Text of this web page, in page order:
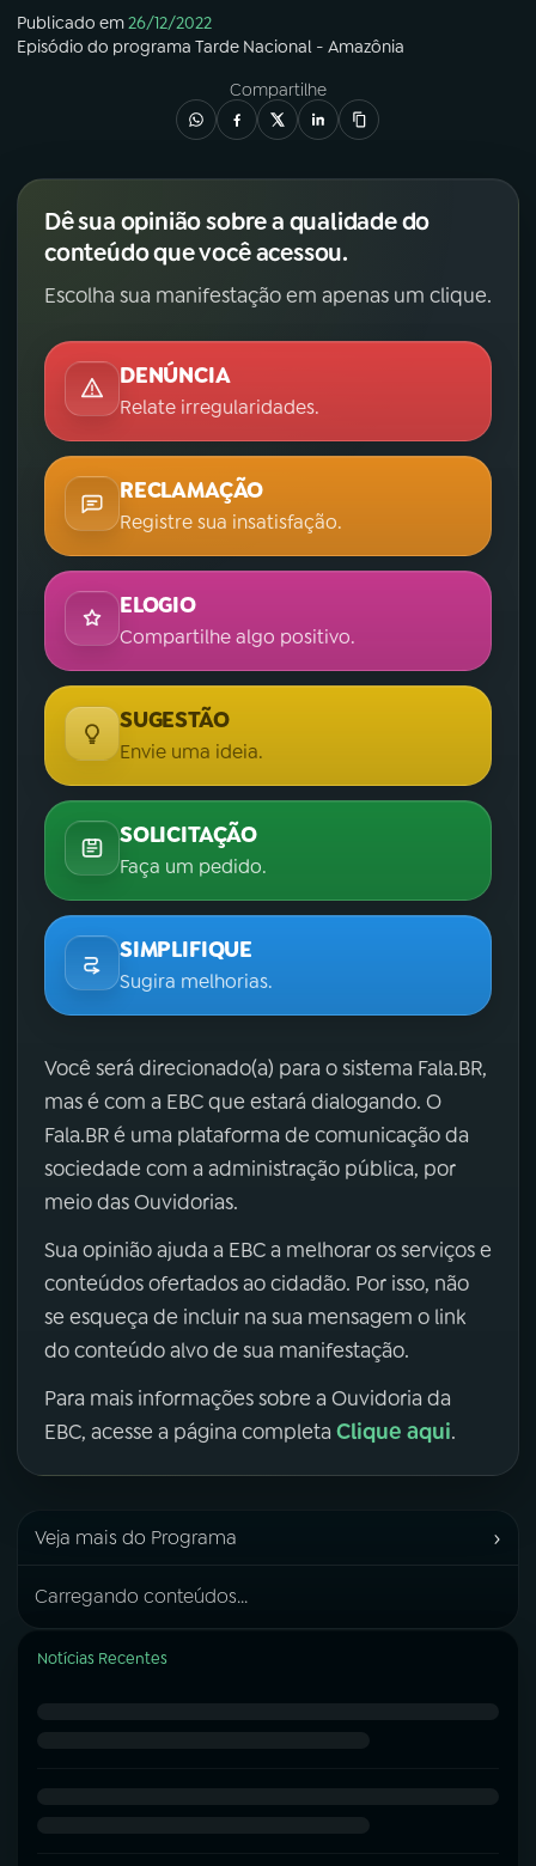
Publicado em26/12/2022
Episódio do programa Tarde Nacional - Amazônia
Compartilhe
Dê sua opinião sobre a qualidade do
conteúdo que você acessou.
Escolha sua manifestação em apenas um clique.
DENÚNCIA
Relate irregularidades.
RECLAMAÇÃO
Registre sua insatisfação.
ELOGIO
Compartilhe algo positivo.
SUGESTÃO
Envie uma ideia.
SOLICITAÇÃO
Faça um pedido.
SIMPLIFIQUE
Sugira melhorias.
Você será direcionado(a) para o sistema Fala.BR,
mas é com a EBC que estará dialogando. O
Fala.BR é uma plataforma de comunicação da
sociedade com a administração pública, por
meio das Ouvidorias.
Sua opinião ajuda a EBC a melhorar os serviços e
conteúdos ofertados ao cidadão. Por isso, não
se esqueça de incluir na sua mensagem o link
do conteúdo alvo de sua manifestação.
Para mais informações sobre a Ouvidoria da
EBC, acesse a página completa Clique aqui.
Veja mais do Programa ›
Carregando conteúdos...
Notícias Recentes